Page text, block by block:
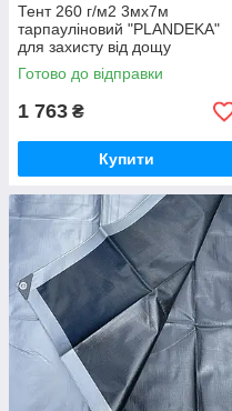
Тент 260 г/м2 3мх7м
тарпауліновий "PLANDEKA"
для захисту від дощу
Готово до відправки
1 763 ₴
Купити